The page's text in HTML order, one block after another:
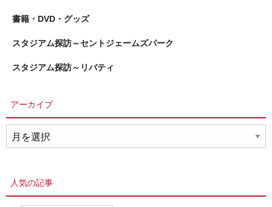
書籍・DVD・グッズ
スタジアム探訪～セントジェームズパーク
スタジアム探訪～リバティ
アーカイブ
ー
人気の記事